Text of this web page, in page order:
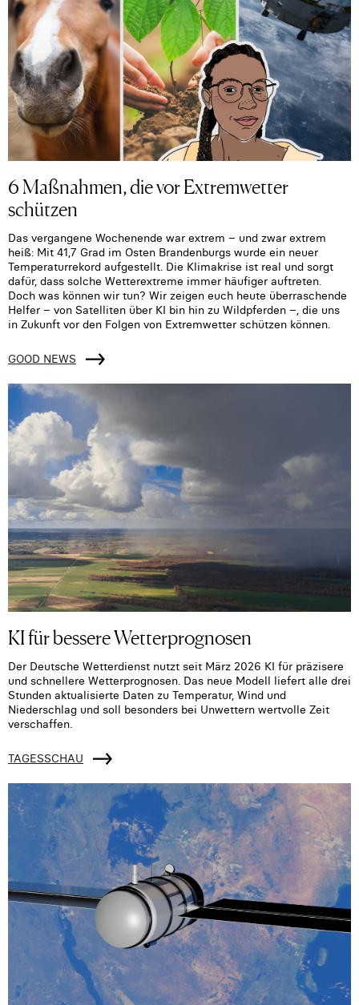
6 Maßnahmen, die vor Extremwetter
schützen
Das vergangene Wochenende war extrem – und zwar extrem
heiß: Mit 41,7 Grad im Osten Brandenburgs wurde ein neuer
Temperaturrekord aufgestellt. Die Klimakrise ist real und sorgt
dafür, dass solche Wetterextreme immer häufiger auftreten.
Doch was können wir tun? Wir zeigen euch heute überraschende
Helfer – von Satelliten über KI bin hin zu Wildpferden –, die uns
in Zukunft vor den Folgen von Extremwetter schützen können.
GOOD NEWS
KI für bessere Wetterprognosen
Der Deutsche Wetterdienst nutzt seit März 2026 KI für präzisere
und schnellere Wetterprognosen. Das neue Modell liefert alle drei
Stunden aktualisierte Daten zu Temperatur, Wind und
Niederschlag und soll besonders bei Unwettern wertvolle Zeit
verschaffen.
TAGESSCHAU